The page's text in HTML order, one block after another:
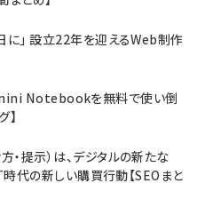
」 設立22年を迎えるWeb制作
Notebookを無料で使い倒
】
・提示）は、デジタルの新たな
時代の新しい購買行動【SEOまと